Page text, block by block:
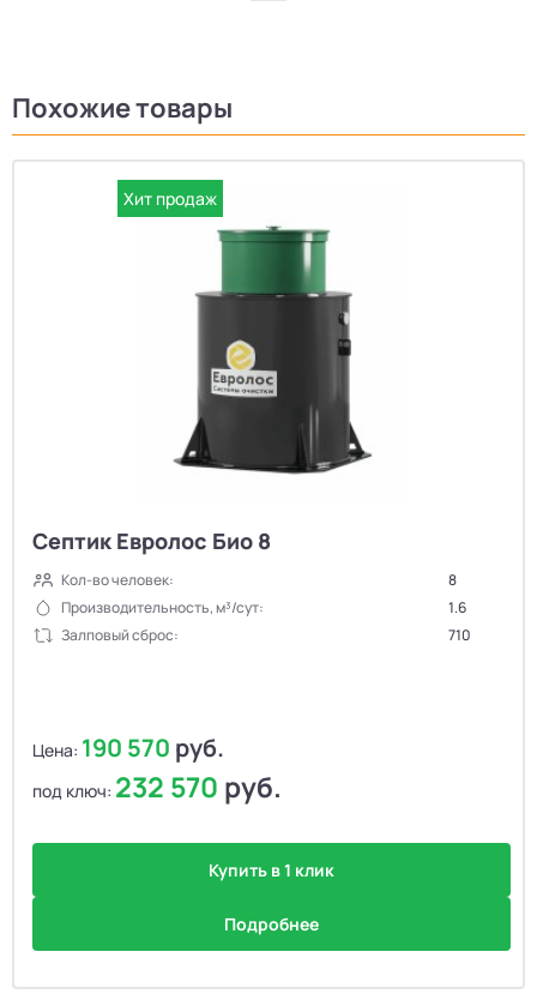
Похожие товары
Хит продаж
Септик Евролос Био 8
Кол-во человек:
8
Производительность, м³/сут:
1.6
Залповый сброс:
710
Цена: 190 570 руб.
под ключ: 232 570 руб.
Купить в 1 клик
Подробнее